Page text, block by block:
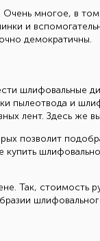
многое, в том
и
демократичны.
шлифовальные
пылеотвода и
лент. Здесь
позволит
Так,